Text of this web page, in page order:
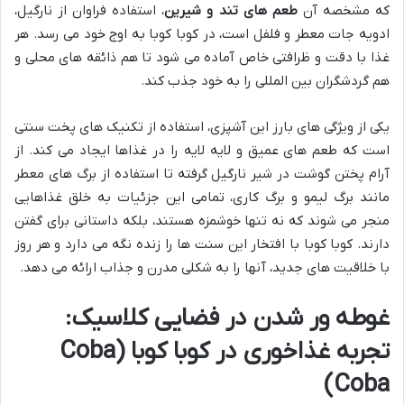
که مشخصه آنطعم های تند و شیرین، استفاده فراوان از نارگیل،
ادویه جات معطر و فلفل است، در کوبا کوبا به اوج خود می رسد. هر
غذا با دقت و ظرافتی خاص آماده می شود تا هم ذائقه های محلی و
هم گردشگران بین المللی را به خود جذب کند.
یکی از ویژگی های بارز این آشپزی، استفاده از تکنیک های پخت سنتی
است که طعم های عمیق و لایه لایه را در غذاها ایجاد می کند. از
آرام پختن گوشت در شیر نارگیل گرفته تا استفاده از برگ های معطر
مانند برگ لیمو و برگ کاری، تمامی این جزئیات به خلق غذاهایی
منجر می شوند که نه تنها خوشمزه هستند، بلکه داستانی برای گفتن
دارند. کوبا کوبا با افتخار این سنت ها را زنده نگه می دارد و هر روز
با خلاقیت های جدید، آنها را به شکلی مدرن و جذاب ارائه می دهد.
غوطه ور شدن در فضایی کلاسیک:
تجربه غذاخوری در کوبا کوبا (Coba
Coba)